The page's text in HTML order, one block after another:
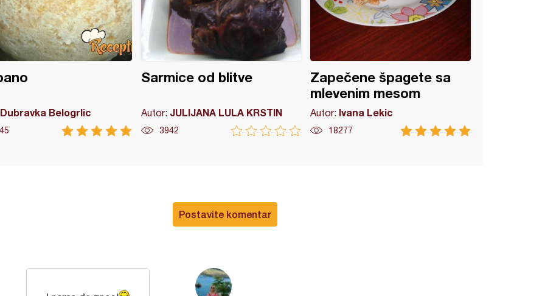
Dubravka Belogrlic
Sarmice od blitve
Autor: JULIJANA LULA KRSTIN
3942
Zapečene špagete sa
mlevenim mesom
Autor: Ivana Lekic
18277
Postavite komentar